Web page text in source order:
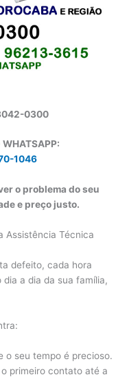
0300
WHATSAPP:
1046
o problema do seu
e preço justo.
Assistência Técnica
defeito, cada hora
a dia da sua família,
o seu tempo é precioso.
primeiro contato até a